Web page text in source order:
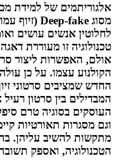
אלגוריתמים של למידת
מסוג Deep-fake (זיוף
לחלוטין אנשים עושים
טכנולוגיה זו מעוררת
אולם, האפשרות ליצור
הקולנוע עצמו. על כן
החדש שמציבים סרטוני
המבדילים בין סרטון
העוסקים בסוגיה טרם
וגם מסגרות תאורטיות
מתקשות להשיב עליהן.
הטכנולוגיה, ואספק